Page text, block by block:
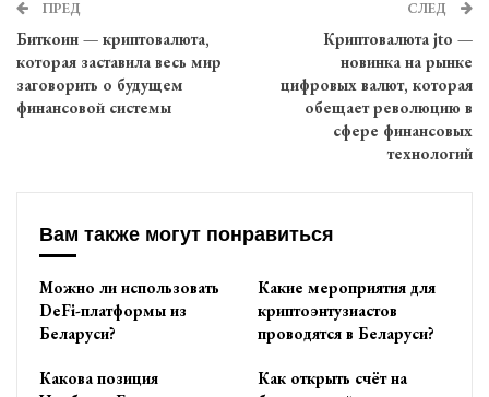
ПРЕД
Биткоин — криптовалюта,
которая заставила весь мир
заговорить о будущем
финансовой системы
СЛЕД
Криптовалюта jto —
новинка на рынке
цифровых валют, которая
обещает революцию в
сфере финансовых
технологий
Вам также могут понравиться
Можно ли использовать
DeFi-платформы из
Беларуси?
Какие мероприятия для
криптоэнтузиастов
проводятся в Беларуси?
Какова позиция
Как открыть счёт на